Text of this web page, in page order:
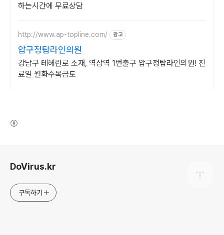
하는시간에 무료상담
http://www.ap-topline.com/ 광고
압구정탑라인의원
강남구 테헤란로 소재, 역삼역 1번출구 압구정탑라인의원! 진
료일 월화수목금토
DoVirus.kr
구독하기